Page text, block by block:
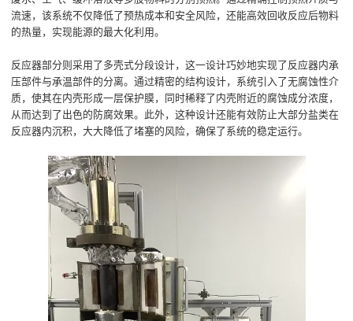
流速，该系统不仅降低了预热成本和安全风险，还能高效回收反应后物料
的热量，实现能源的最大化利用。
反应器部分则采用了多壳式分段设计，这一设计巧妙地实现了反应器内承
压部件与承温部件的分离。通过精密的结构设计，系统引入了无腐蚀性介
质，使其在内壳形成一层保护膜，同时稀释了内壳附近的腐蚀成分浓度，
从而达到了出色的防腐效果。此外，这种设计还能有效防止大部分盐类在
反应器内沉积，大大降低了堵塞的风险，确保了系统的稳定运行。